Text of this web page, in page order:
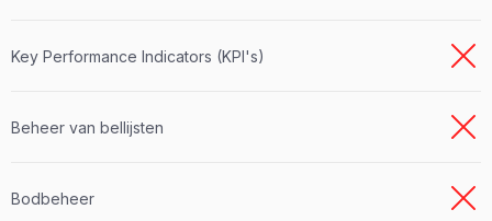
Key Performance Indicators (KPI's)
Beheer van bellijsten
Bodbeheer